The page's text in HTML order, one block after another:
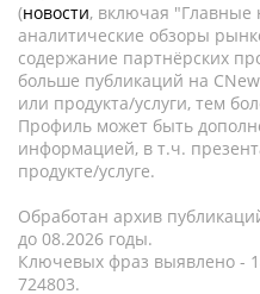
(новости, включая "Главные
аналитические обзоры
содержание партнёрских
больше публикаций на
или продукта/услуги, тем
Профиль может быть
информацией, в т.ч.
продукте/услуге.
Обработан архив
до 08.2026 годы.
Ключевых фраз выявлено -
724803.